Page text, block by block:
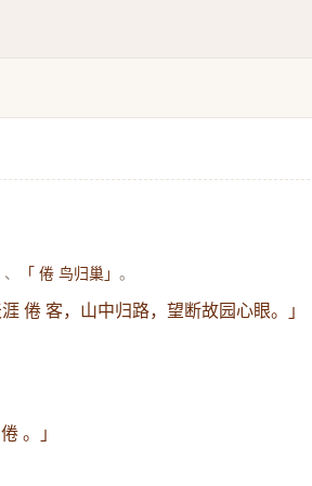
、 「 倦 鸟归巢」。
倦 客，山中归路，望断故园心眼。」
。」